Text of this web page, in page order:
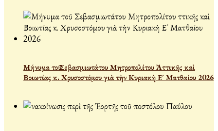
Μήνυμα τοῦ Σεβασμιωτάτου Μητροπολίτου Ἀττικῆς καὶ
Βοιωτίας κ. Χρυσοστόμου γιὰ τὴν Κυριακὴ Ε´ Ματθαίου 2026